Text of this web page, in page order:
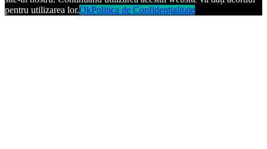
pentru utilizarea lor.OkPolitica de Confidențialitate